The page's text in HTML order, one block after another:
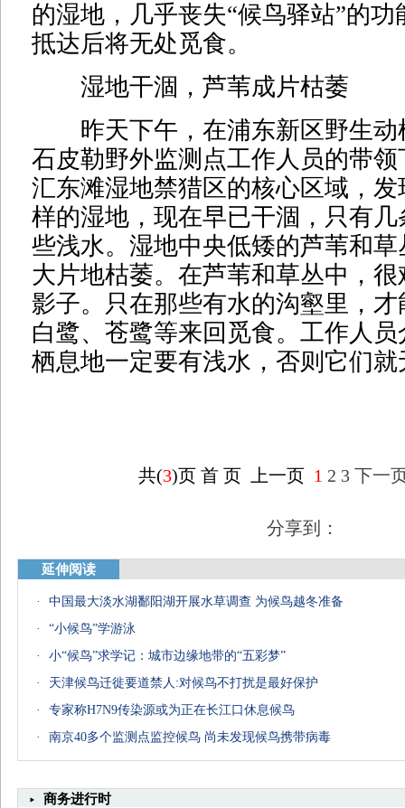
的湿地，几乎丧失“候鸟驿站”的
抵达后将无处觅食。
湿地干涸，芦苇成片枯萎
昨天下午，在浦东新区野生动
石皮勒野外监测点工作人员的带
汇东滩湿地禁猎区的核心区域，
样的湿地，现在早已干涸，只有
些浅水。湿地中央低矮的芦苇和
大片地枯萎。在芦苇和草丛中，
影子。只在那些有水的沟壑里，
白鹭、苍鹭等来回觅食。工作人
栖息地一定要有浅水，否则它们
共(3)页 首 页 上一页 1 2 3 下一
分享到：
延伸阅读
·
中国最大淡水湖鄱阳湖开展水草调查 为候鸟越冬准备
·
“小候鸟”学游泳
·
小“候鸟”求学记：城市边缘地带的“五彩梦”
·
天津候鸟迁徙要道禁人:对候鸟不打扰是最好保护
·
专家称H7N9传染源或为正在长江口休息候鸟
·
南京40多个监测点监控候鸟 尚未发现候鸟携带病毒
商务进行时